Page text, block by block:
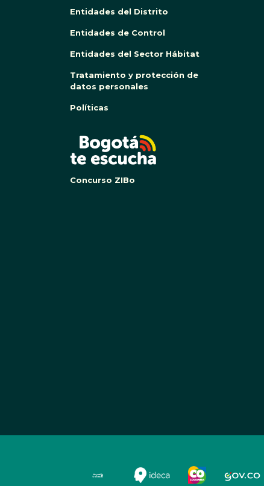
Entidades del Distrito
Entidades de Control
Entidades del Sector Hábitat
Tratamiento y protección de
datos personales
Políticas
Concurso ZIBo